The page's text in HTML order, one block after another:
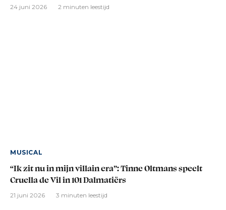
24 juni 2026 2 minuten leestijd
MUSICAL
“Ik zit nu in mijn villain era”: Tinne Oltmans speelt
Cruella de Vil in 101 Dalmatiërs
21 juni 2026 3 minuten leestijd